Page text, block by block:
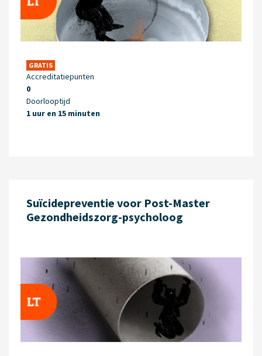
GRATIS
Accreditatiepunten
0
Doorlooptijd
1 uur en 15 minuten
Suïcidepreventie voor Post-Master
Gezondheidszorg-psycholoog